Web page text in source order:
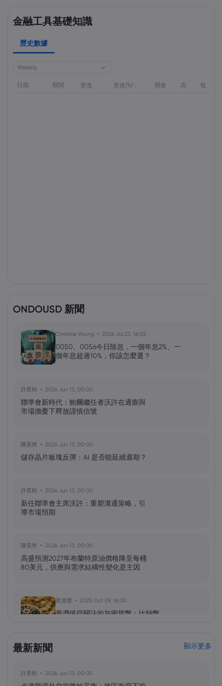
金融工具基礎知識
歷史數據
Weekly
日期 關閉 更改 更改(%)： 開倉 高 低
ONDOUSD 新聞
Christine Voong 2026 Jul 23, 16:02
0050、0056今日除息，一個年息2%、一
個年息超過10%，你該怎麼選？
許景桓 2026 Jun 13, 00:00
聯準會新時代：鮑爾繼任者沃許在通膨與
市場擔憂下釋放謹慎信號
陳昊然 2026 Jun 13, 00:00
儲存晶片板塊反彈：AI 是否能延續週期？
許景桓 2026 Jun 13, 00:00
新任聯準會主席沃許：重塑溝通策略，引
導市場預期
陳昊然 2026 Jun 13, 00:00
高盛預測2027年布蘭特原油價格降至每桶
80美元，供應與需求結構性變化是主因
黃達傑 2025 Oct 09, 16:00
臺灣值得關注的加密貨幣：比特幣
NIO 股票預測：NIO 今天下跌 5%，未來會
最新新聞 顯示更多
許景桓 2026 Jun 13, 00:00